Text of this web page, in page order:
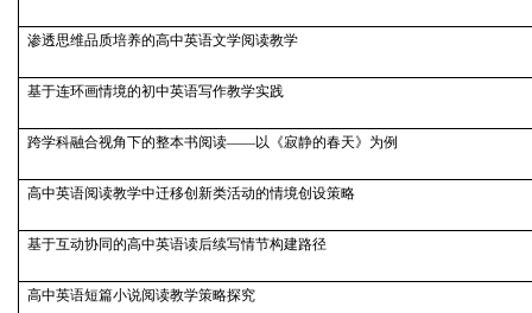
渗透思维品质培养的高中英语文学阅读教学
基于连环画情境的初中英语写作教学实践
跨学科融合视角下的整本书阅读——以《寂静的春天》为例
高中英语阅读教学中迁移创新类活动的情境创设策略
基于互动协同的高中英语读后续写情节构建路径
高中英语短篇小说阅读教学策略探究